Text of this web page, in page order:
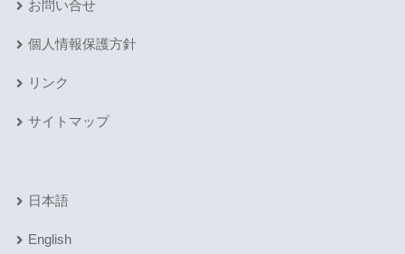
お問い合せ
個人情報保護方針
リンク
サイトマップ
日本語
English